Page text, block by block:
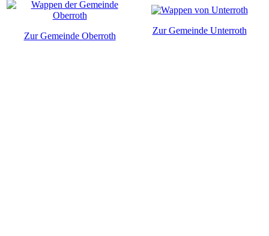
Zur Gemeinde Oberroth
Zur Gemeinde Unterroth